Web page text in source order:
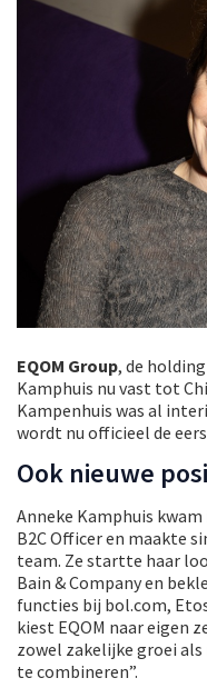
EQOM Group, de
Kamphuis nu vast tot
Kampenhuis was al
wordt nu officieel de
Ook nieuwe
Anneke Kamphuis
B2C Officer en maakte
team. Ze startte haar
Bain & Company en
functies bij bol.com,
kiest EQOM naar eigen
zowel zakelijke groei
te combineren”.